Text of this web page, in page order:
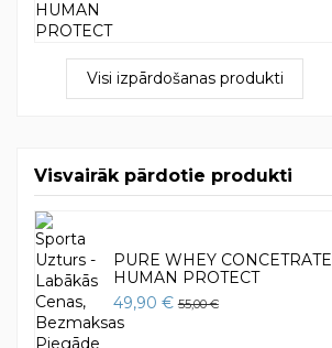
Visi izpārdošanas produkti
Visvairāk pārdotie produkti
PURE WHEY CONCETRATE
HUMAN PROTECT
49,90 € 55,00 €